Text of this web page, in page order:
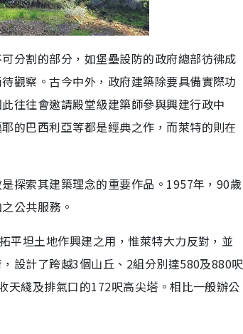
分割的部分，如堡壘設防的政府總部彷彿成
觀察。古今中外，政府建築除要具備實際功
往往會邀請殿堂級建築師參與興建行政中
巴西利亞等都是經典之作，而萊特的則在
探索其建築理念的重要作品。1957年，90歲
公共服務。
平坦土地作興建之用，惟萊特大力反對，並
設計了跨越3個山丘、2組分別達580及880呎
天綫及排氣口的172呎高尖塔。相比一般辦公